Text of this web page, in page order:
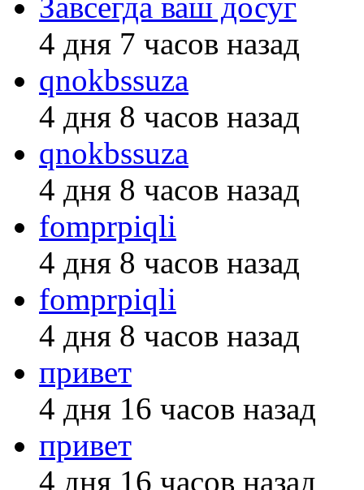
4 дня 7 часов назад
qnokbssuza
4 дня 8 часов назад
qnokbssuza
4 дня 8 часов назад
fomprpiqli
4 дня 8 часов назад
fomprpiqli
4 дня 8 часов назад
привет
4 дня 16 часов назад
привет
4 дня 16 часов назад